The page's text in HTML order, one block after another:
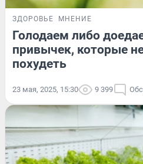
ЗДОРОВЬЕ МНЕНИЕ
Голодаем либо
привычек, которые
похудеть
23 мая, 2025, 15:30 9 399